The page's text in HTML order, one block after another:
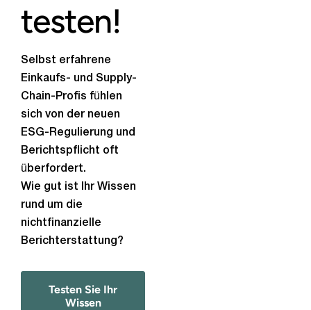
testen!
Selbst erfahrene
Einkaufs- und Supply-
Chain-Profis fühlen
sich von der neuen
ESG-Regulierung und
Berichtspflicht oft
überfordert.
Wie gut ist Ihr Wissen
rund um die
nichtfinanzielle
Berichterstattung?
Testen Sie Ihr
Wissen